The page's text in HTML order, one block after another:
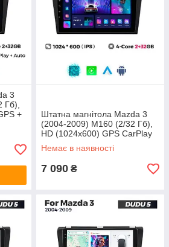
3
Гб),
+
Штатна магнітола Mazda 3
(2004-2009) M160 (2/32 Гб),
HD (1024x600) GPS CarPlay
Немає в наявності
7 090 ₴